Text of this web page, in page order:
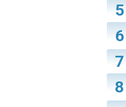
5
6
7
8